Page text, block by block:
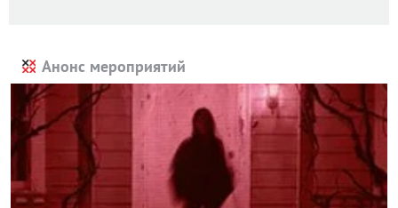
Анонс мероприятий